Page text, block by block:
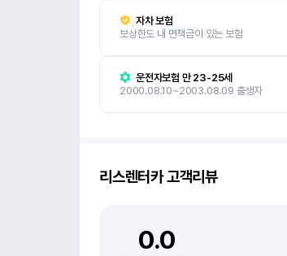
자차 보험
보상한도 내 면책금이 있는 보험
운전자보험 만 23-25세
2000.08.10~2003.08.09 출생자
리스렌터카고객리뷰
0.0